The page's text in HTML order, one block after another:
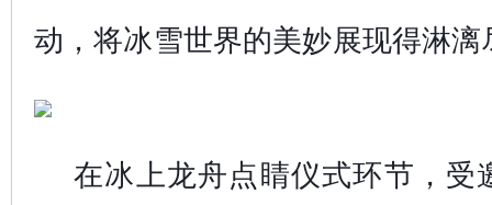
动，将冰雪世界的美妙展现得淋漓
在冰上龙舟点睛仪式环节，受